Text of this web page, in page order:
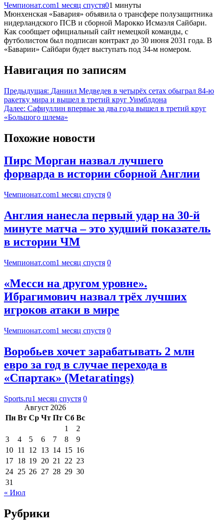
Чемпионат.com1 месяц спустя01 минуты
Мюнхенская «Бавария» объявила о трансфере полузащитника
нидерландского ПСВ и сборной Марокко Исмаэля Сайбари.
Как сообщает официальный сайт немецкой команды, с
футболистом был подписан контракт до 30 июня 2031 года. В
«Баварии» Сайбари будет выступать под 34-м номером.
Навигация по записям
Предыдущая: Даниил Медведев в четырёх сетах обыграл 84-ю
ракетку мира и вышел в третий круг Уимблдона
Далее: Сафиуллин впервые за два года вышел в третий круг
«Большого шлема»
Похожие новости
Пирс Морган назвал лучшего
форварда в истории сборной Англии
Чемпионат.com1 месяц спустя 0
Англия нанесла первый удар на 30-й
минуте матча – это худший показатель
в истории ЧМ
Чемпионат.com1 месяц спустя 0
«Месси на другом уровне».
Ибрагимович назвал трёх лучших
игроков атаки в мире
Чемпионат.com1 месяц спустя 0
Воробьев хочет зарабатывать 2 млн
евро за год в случае перехода в
«Спартак» (Metaratings)
Sports.ru1 месяц спустя 0
Август 2026
Пн Вт Ср Чт Пт Сб Вс
1
2
3
4 5 6 7 8
9
10 11 12 13 14 15 16
17 18 19 20 21 22 23
24 25 26 27 28 29 30
31
« Июл
Рубрики